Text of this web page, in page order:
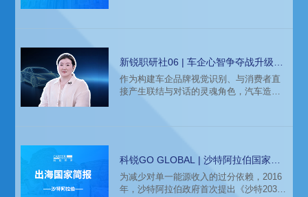
新锐职研社06 | 车企心智争夺战升级，
谁在打造“第一眼心动”？
作为构建车企品牌视觉识别、与消费者直
接产生联结与对话的灵魂角色，汽车造型
关键推动力。
科锐GO GLOBAL | 沙特阿拉伯国家简
报
为减少对单一能源收入的过分依赖，2016
年，沙特阿拉伯政府首次提出《沙特2030